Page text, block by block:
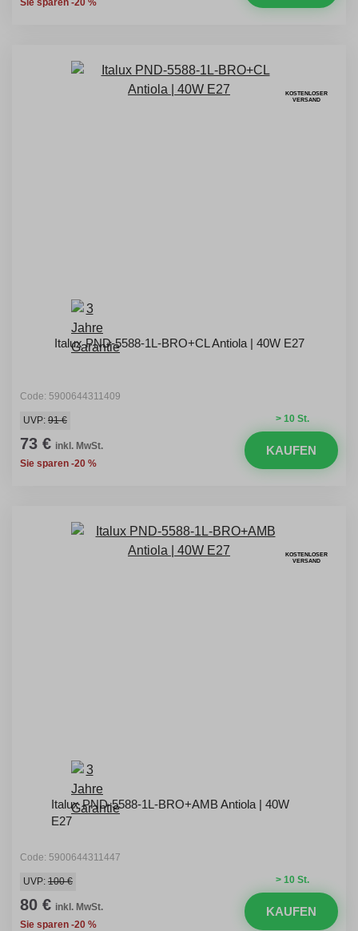
Sie sparen -20 %
KOSTENLOSER
VERSAND
Italux PND-5588-1L-BRO+CL Antiola | 40W E27
Code: 5900644311409
> 10 St.
UVP: 91 €
73 € inkl. MwSt.
Sie sparen -20 %
KAUFEN
KOSTENLOSER
VERSAND
Italux PND-5588-1L-BRO+AMB Antiola | 40W
E27
Code: 5900644311447
> 10 St.
UVP: 100 €
80 € inkl. MwSt.
Sie sparen -20 %
KAUFEN